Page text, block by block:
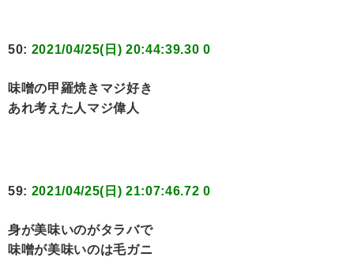
50: 2021/04/25(日) 20:44:39.30 0
味噌の甲羅焼きマジ好き
あれ考えた人マジ偉人
59: 2021/04/25(日) 21:07:46.72 0
身が美味いのがタラバで
味噌が美味いのは毛ガニ